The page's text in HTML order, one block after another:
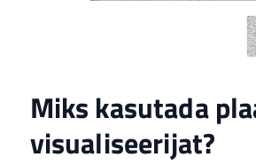
Miks kasutada
visualiseerijat?